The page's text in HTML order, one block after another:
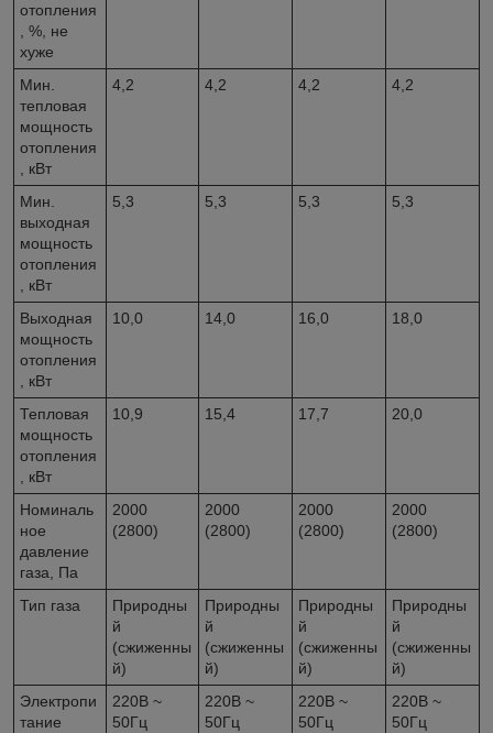
отопления
, %, не
хуже
Мин.
тепловая
мощность
отопления
, кВт
4,2 4,2 4,2 4,2
Мин.
выходная
мощность
отопления
, кВт
5,3 5,3 5,3 5,3
Выходная
мощность
отопления
, кВт
10,0 14,0 16,0 18,0
Тепловая
мощность
отопления
, кВт
10,9 15,4 17,7 20,0
Номиналь
ное
давление
газа, Па
2000
(2800)
2000
(2800)
2000
(2800)
2000
(2800)
Тип газа
Природны
й
(сжиженны
й)
Природны
й
(сжиженны
й)
Природны
й
(сжиженны
й)
Природны
й
(сжиженны
й)
Электропи
тание
220B ~
50Гц
220B ~
50Гц
220B ~
50Гц
220B ~
50Гц